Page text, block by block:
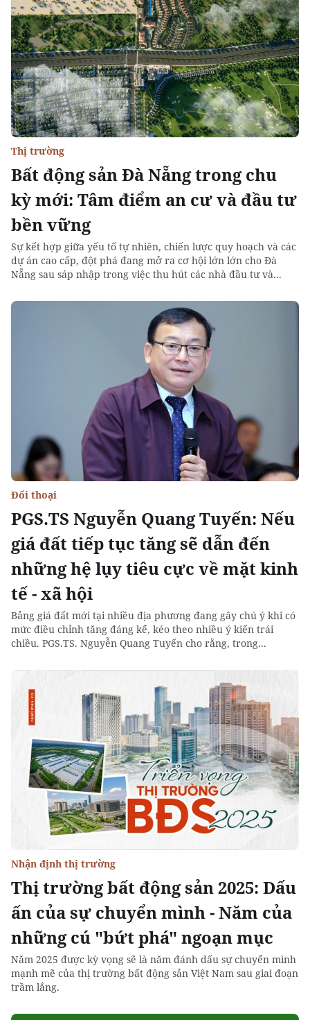
Bất động sản Đà Nẵng trong chu
kỳ mới: Tâm điểm an cư và đầu tư
bền vững
Thị trường
Sự kết hợp giữa yếu tố tự nhiên, chiến lược quy hoạch và các
dự án cao cấp, đột phá đang mở ra cơ hội lớn lớn cho Đà
Nẵng sau sáp nhập trong việc thu hút các nhà đầu tư và...
PGS.TS Nguyễn Quang Tuyến: Nếu
giá đất tiếp tục tăng sẽ dẫn đến
những hệ lụy tiêu cực về mặt kinh
tế - xã hội
Đối thoại
Bảng giá đất mới tại nhiều địa phương đang gây chú ý khi có
mức điều chỉnh tăng đáng kể, kéo theo nhiều ý kiến trái
chiều. PGS.TS. Nguyễn Quang Tuyến cho rằng, trong...
Thị trường bất động sản 2025: Dấu
ấn của sự chuyển mình - Năm của
những cú "bứt phá" ngoạn mục
Nhận định thị trường
Năm 2025 được kỳ vọng sẽ là năm đánh dấu sự chuyển mình
mạnh mẽ của thị trường bất động sản Việt Nam sau giai đoạn
trầm lắng.